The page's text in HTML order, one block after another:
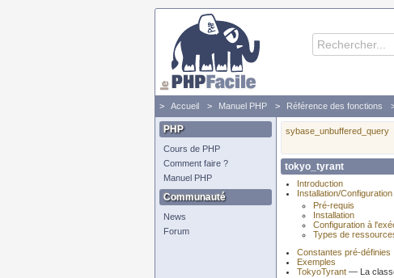
Accueil Manuel PHP Référence des fonctions
PHP
Cours de PHP
Comment faire ?
Manuel PHP
Communauté
News
Forum
sybase_unbuffered_query
tokyo_tyrant
Introduction
Installation/Configuration
Pré-requis
Installation
Configuration à
Types de
Constantes pré-définies
Exemples
TokyoTyrant — La